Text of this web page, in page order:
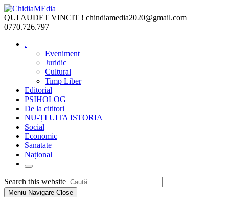
Skip
to
content
QUI AUDET VINCIT ! chindiamedia2020@gmail.com
0770.726.797
.
Eveniment
Juridic
Cultural
Timp Liber
Editorial
PSIHOLOG
De la cititori
NU-ȚI UITA ISTORIA
Social
Economic
Sanatate
Național
Toggle
website
search
Search this website
Escape
Meniu Navigare Close